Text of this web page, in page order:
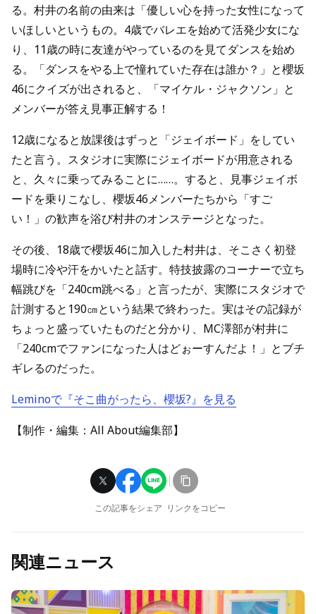
る。村井の名前の由来は「優しい心を持った女性になって
いほしいというもの。4歳でバレエを始めて活発少女にな
り、11歳の時に友達がやっているのを見てダンスを始め
る。「ダンスをやる上で憧れていた存在は誰か？」と櫻坂
46にクイズが出されると、「マイケル・ジャクソン」と
メンバーが答え見事正解する！
12歳になると放課後はずっと「ジェイボード」をしてい
たと言う。スタジオに実際にジェイボードが用意される
と、久々に乗ってみることに……。すると、見事ジェイボ
ードを乗りこなし、櫻坂46メンバーたちから「すご
い！」の歓声を浴び村井のオンステージとなった。
その後、18歳で櫻坂46に加入した村井は、そこさく初登
場時に冷や汗をかいたと話す。特技披露のコーナーで立ち
幅跳びを「240cm跳べる」と言ったが、実際にスタジオで
計測すると190㎝という結果で終わった。実はその記録が
ちょっと盛っていたものだと分かり、MC澤部が村井に
「240cmでファンになった人はどぉーすんだよ！」とブチ
ギレるのだった。
Leminoで『そこ曲がったら、櫻坂?』を見る
【制作・編集：All About編集部】
この記事をシェア リンクをコピー
関連ニュース